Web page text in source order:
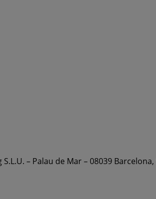
– Palau de Mar – 08039 Barcelona,